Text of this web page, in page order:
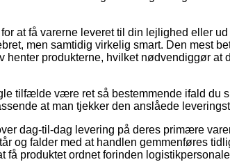
at få varerne leveret til din lejlighed eller
men samtidig virkelig smart. Den mest
henter produkterne, hvilket nødvendiggør
tilfælde være ret så bestemmende ifald du
at man tjekker den anslåede
dag-til-dag levering på deres primære
og falder med at handlen gemmenføres
få produktet ordnet forinden